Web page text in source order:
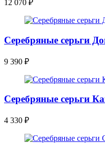
12 070 ₽
Серебряные серьги
9 390 ₽
Серебряные серьги
4 330 ₽